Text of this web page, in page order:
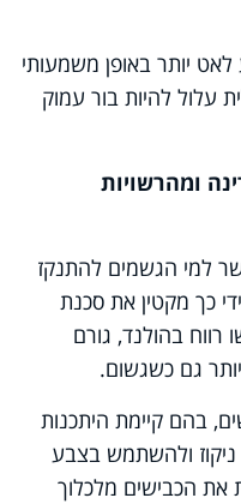
לאט יותר באופן משמעותי
עלול להיות בור עמוק
ומהרשויות
למי הגשמים להתנקז
כך מקטין את סכנת
בהולנד, גורם
גם כשגשום.
בהם קיימת היתכנות
ולהשתמש בצבע
את הכבישים מלכלוך